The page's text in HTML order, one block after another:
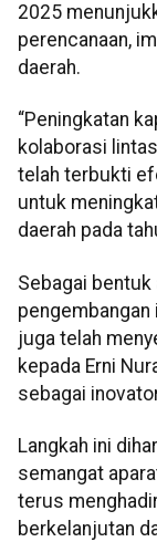
2025
perencanaan,
daerah.
“Peningkatan
kolaborasi
telah terbukti
untuk
daerah pada
Sebagai
pengembangan
juga telah
kepada Erni
sebagai
Langkah ini
semangat
terus
berkelanjutan